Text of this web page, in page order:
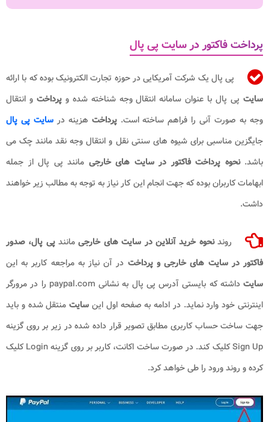
پرداخت فاکتور در سایت پی پال
پی پال یک شرکت آمریکایی در حوزه تجارت الکترونیک بوده که با ارائه
سایت پی پال با عنوان سامانه انتقال وجه شناخته شده وپرداخت و انتقال
وجه به صورت آنی را فراهم ساخته است.پرداخت هزینه درسایت پی پال
جایگزین مناسبی برای شیوه های سنتی نقل و انتقال وجه نقد مانند چک می
باشد.نحوه پرداخت فاکتور در سایت های خارجی مانند پی پال از جمله
ابهامات کاربران بوده که جهت انجام این کار نیاز به توجه به مطالب زیر خواهند
داشت.
روندنحوه خرید آنلاین در سایت های خارجی مانندپی پال، صدور
فاکتور در سایت های خارجی و پرداخت در آن نیاز به مراجعه کاربر به این
سایت داشته که بایستی آدرس پی پال به نشانی paypal.com را در مرورگر
اینترنتی خود وارد نماید. در ادامه به صفحه اول این سایت منتقل شده و باید
جهت ساخت حساب کاربری مطابق تصویر قرار داده شده در زیر بر روی گزینه
Sign Upکلیک کند. در صورت ساخت اکانت، کاربر بر روی گزینهLoginکلیک
کرده و روند ورود را طی خواهد کرد.